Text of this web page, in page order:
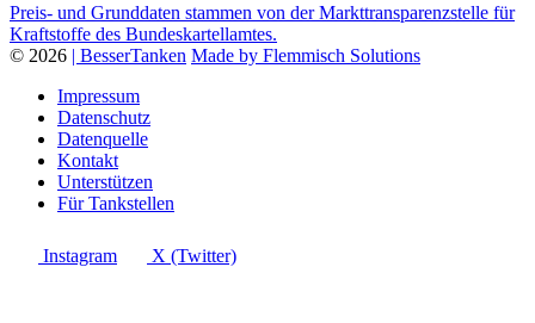
Preis- und Grunddaten stammen von der Markttransparenzstelle für
Kraftstoffe des Bundeskartellamtes.
© 2026 | BesserTanken Made by Flemmisch Solutions
Impressum
Datenschutz
Datenquelle
Kontakt
Unterstützen
Für Tankstellen
Instagram X (Twitter)